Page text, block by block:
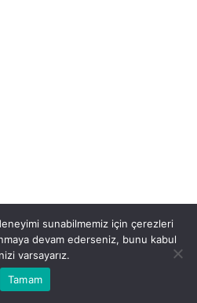
sunabilmemiz için çerezleri
devam ederseniz, bunu kabul
varsayarız.
Tamam